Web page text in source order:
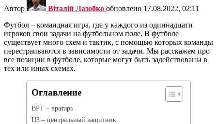
Автор Віталій Лазобко обновлено 17.08.2022, 02:11
Футбол – командная игра, где у каждого из одиннадцати
игроков свои задачи на футбольном поле. В футболе
существует много схем и тактик, с помощью которых команды
перестраиваются в зависимости от задачи. Мы расскажем про
все позиции в футболе, которые могут быть задействованы в
тех или иных схемах.
Оглавление
ВРТ – вратарь
ЦЗ – центральный защитник